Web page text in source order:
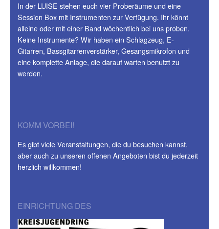
In der LUISE stehen euch vier Proberäume und eine
Session Box mit Instrumenten zur Verfügung. Ihr könnt
alleine oder mit einer Band wöchentlich bei uns proben.
Keine Instrumente? Wir haben ein Schlagzeug, E-
Gitarren, Bassgitarrenverstärker, Gesangsmikrofon und
eine komplette Anlage, die darauf warten benutzt zu
werden.
KOMM VORBEI!
Es gibt viele Veranstaltungen, die du besuchen kannst,
aber auch zu unseren offenen Angeboten bist du jederzeit
herzlich willkommen!
EINRICHTUNG DES